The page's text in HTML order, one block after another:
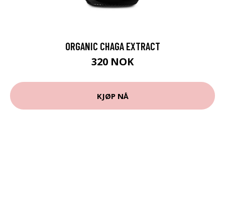
ORGANIC CHAGA EXTRACT
320 NOK
KJØP NÅ